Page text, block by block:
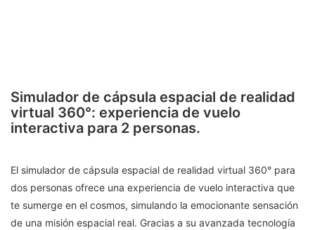
Simulador de cápsula espacial de realidad
virtual 360°: experiencia de vuelo
interactiva para 2 personas.
El simulador de cápsula espacial de realidad virtual 360° para
dos personas ofrece una experiencia de vuelo interactiva que
te sumerge en el cosmos, simulando la emocionante sensación
de una misión espacial real. Gracias a su avanzada tecnología